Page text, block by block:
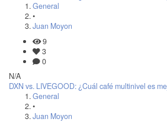
General
•
Juan Moyon
9
3
0
N/A
DXN vs. LIVEGOOD: ¿Cuál café multinivel es
General
•
Juan Moyon